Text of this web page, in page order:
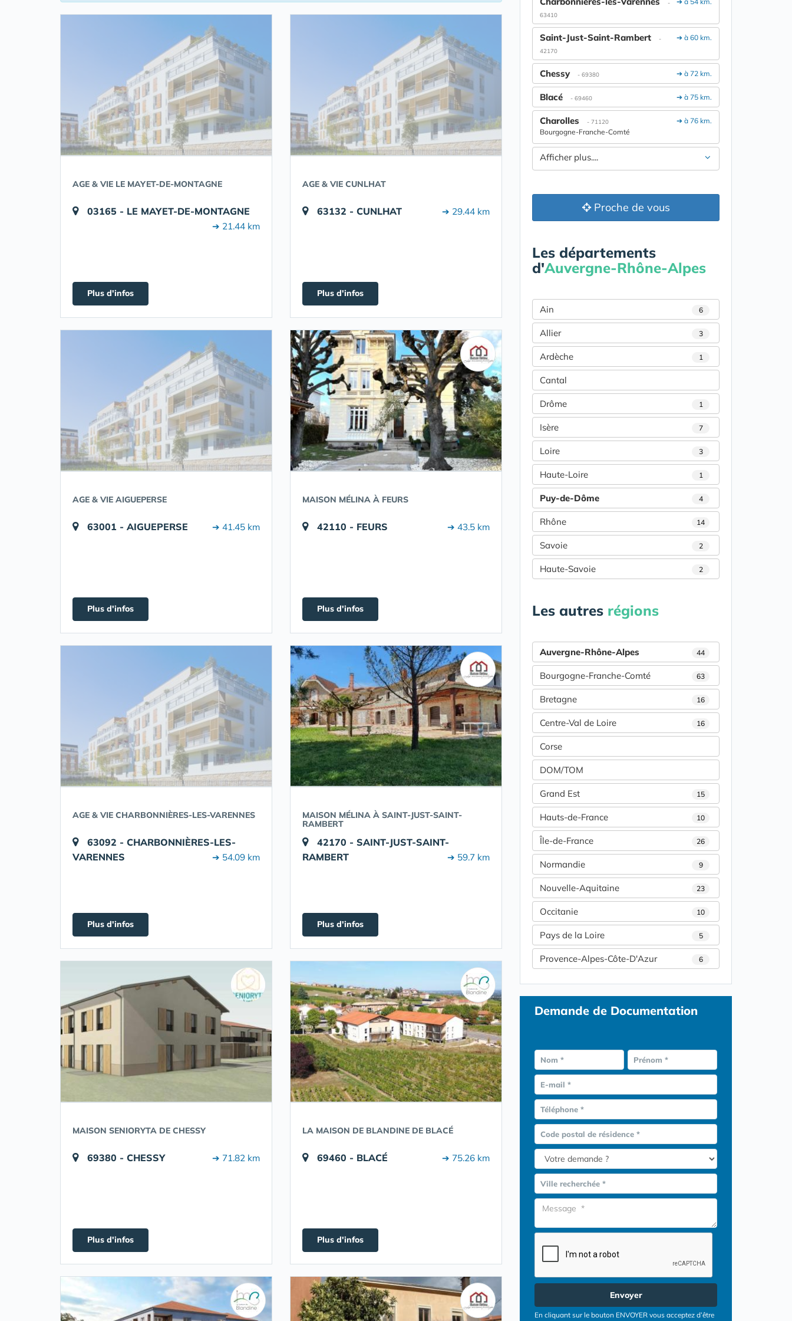
AGE & VIE LE MAYET-DE-MONTAGNE
03165 - LE MAYET-DE-MONTAGNE
➔ 21.44 km
Plus d'infos
AGE & VIE CUNLHAT
63132 - CUNLHAT ➔ 29.44 km
Plus d'infos
AGE & VIE AIGUEPERSE
63001 - AIGUEPERSE ➔ 41.45 km
Plus d'infos
MAISON MÉLINA À FEURS
42110 - FEURS ➔ 43.5 km
Plus d'infos
AGE & VIE CHARBONNIÈRES-LES-VARENNES
63092 - CHARBONNIÈRES-LES-
VARENNES
➔ 54.09 km
Plus d'infos
MAISON MÉLINA À SAINT-JUST-SAINT-
RAMBERT
42170 - SAINT-JUST-SAINT-
RAMBERT
➔ 59.7 km
Plus d'infos
MAISON SENIORYTA DE CHESSY
69380 - CHESSY ➔ 71.82 km
Plus d'infos
LA MAISON DE BLANDINE DE BLACÉ
69460 - BLACÉ ➔ 75.26 km
Plus d'infos
-
63410
➔ à 60 km.
Saint-Just-Saint-Rambert
-
42170
➔ à 72 km.
Chessy - 69380
➔ à 75 km.
Blacé - 69460
➔ à 76 km.
Charolles - 71120
Bourgogne-Franche-Comté
Afficher plus....
Proche de vous
Les départements
d'Auvergne-Rhône-Alpes
Ain 6
Allier 3
Ardèche 1
Cantal
Drôme 1
Isère 7
Loire 3
Haute-Loire 1
Puy-de-Dôme 4
Rhône 14
Savoie 2
Haute-Savoie 2
Les autres régions
Auvergne-Rhône-Alpes 44
Bourgogne-Franche-Comté 63
Bretagne 16
Centre-Val de Loire 16
Corse
DOM/TOM
Grand Est 15
Hauts-de-France 10
Île-de-France 26
Normandie 9
Nouvelle-Aquitaine 23
Occitanie 10
Pays de la Loire 5
Provence-Alpes-Côte-D'Azur 6
Demande de Documentation
Nom * Prénom *
E-mail *
Téléphone *
Code postal de résidence *
Ville recherchée *
Envoyer
En cliquant sur le bouton ENVOYER vous acceptez d’être